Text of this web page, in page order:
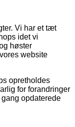
Vi har et tæt
idet vi
høster
website
opretholdes
for forandringer
opdaterede